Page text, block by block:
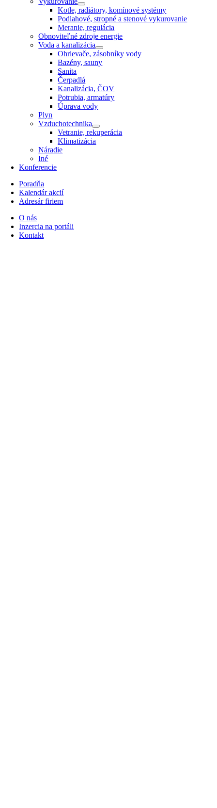
Kotle, radiátory, komínové systémy
Podlahové, stropné a stenové vykurovanie
Meranie, regulácia
Obnoviteľné zdroje energie
Voda a kanalizácia
Ohrievače, zásobníky vody
Bazény, sauny
Sanita
Čerpadlá
Kanalizácia, ČOV
Potrubia, armatúry
Úprava vody
Plyn
Vzduchotechnika
Vetranie, rekuperácia
Klimatizácia
Náradie
Iné
Konferencie
Poradňa
Kalendár akcií
Adresár firiem
O nás
Inzercia na portáli
Kontakt